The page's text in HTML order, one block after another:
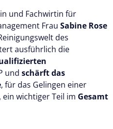
und Fachwirtin für
Frau Sabine Rose
des
ausführlich die
und schärft das
, für das Gelingen einer
wichtiger Teil im Gesamt